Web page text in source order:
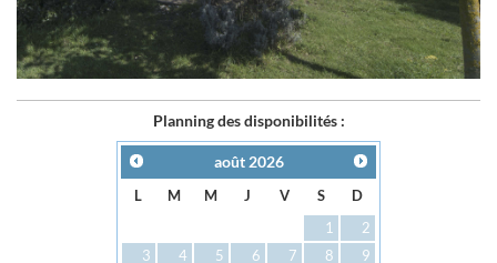
Planning des disponibilités :
août 2026
L M M J V S
D
1
2
3
4 5 6 7 8
9